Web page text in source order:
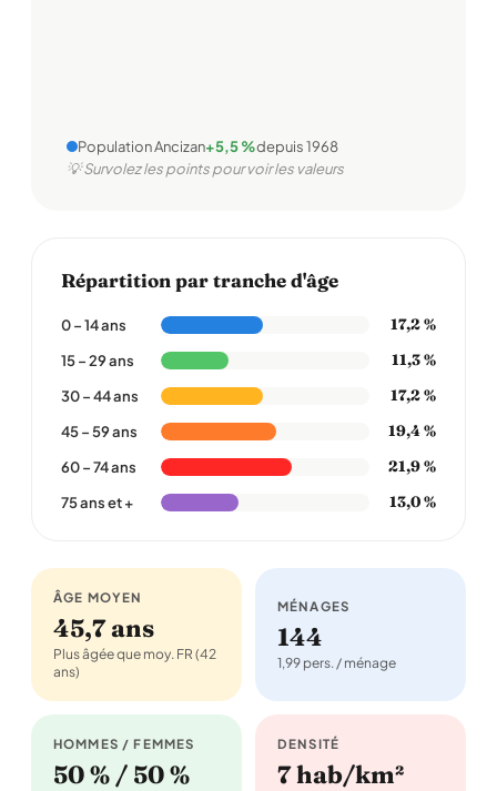
Population Ancizan+5,5 %depuis 1968
💡 Survolez les points pour voir les valeurs
Répartition par tranche d'âge
0 – 14 ans 17,2 %
15 – 29 ans 11,3 %
30 – 44 ans 17,2 %
45 – 59 ans 19,4 %
60 – 74 ans 21,9 %
75 ans et + 13,0 %
ÂGE MOYEN
45,7 ans
Plus âgée que moy. FR (42
ans)
MÉNAGES
144
1,99 pers. / ménage
HOMMES / FEMMES
50 % / 50 %
DENSITÉ
7 hab/km²